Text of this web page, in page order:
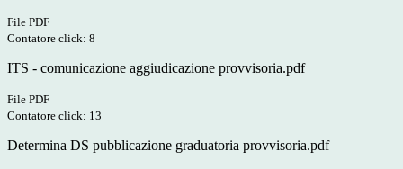
File PDF
Contatore click: 8
ITS - comunicazione aggiudicazione provvisoria.pdf
File PDF
Contatore click: 13
Determina DS pubblicazione graduatoria provvisoria.pdf